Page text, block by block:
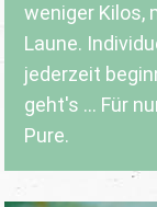
weniger Kilos,
Laune.
jederzeit
geht's ... Für
Pure.